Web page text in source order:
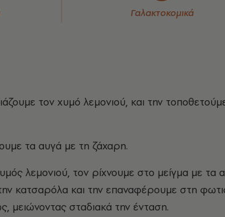
Γαλακτοκομικά
τον χυμό λεμονιού, και την
τα αυγά με τη ζάχαρη.
λεμονιού, τον ρίχνουμε στο μείγμα με τα
κατσαρόλα και την επαναφέρουμε στη
μειώνοντας σταδιακά την ένταση.